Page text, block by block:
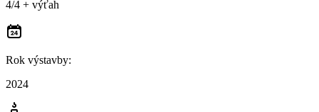
4/4 + výťah
Rok výstavby:
2024